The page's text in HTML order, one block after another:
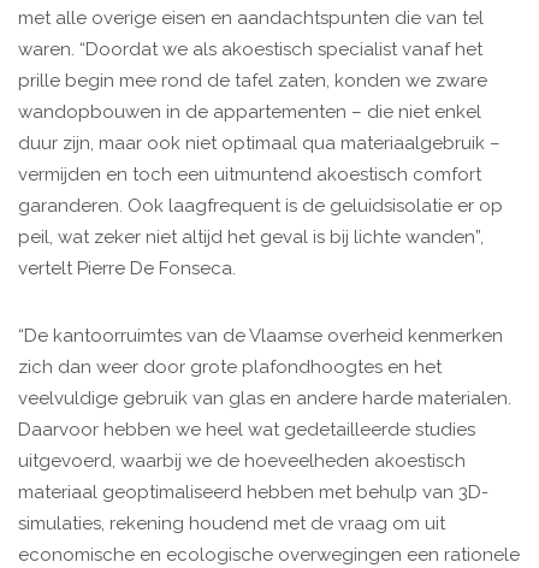
met alle overige eisen en aandachtspunten die van tel
waren. “Doordat we als akoestisch specialist vanaf het
prille begin mee rond de tafel zaten, konden we zware
wandopbouwen in de appartementen – die niet enkel
duur zijn, maar ook niet optimaal qua materiaalgebruik –
vermijden en toch een uitmuntend akoestisch comfort
garanderen. Ook laagfrequent is de geluidsisolatie er op
peil, wat zeker niet altijd het geval is bij lichte wanden”,
vertelt Pierre De Fonseca.
“De kantoorruimtes van de Vlaamse overheid kenmerken
zich dan weer door grote plafondhoogtes en het
veelvuldige gebruik van glas en andere harde materialen.
Daarvoor hebben we heel wat gedetailleerde studies
uitgevoerd, waarbij we de hoeveelheden akoestisch
materiaal geoptimaliseerd hebben met behulp van 3D-
simulaties, rekening houdend met de vraag om uit
economische en ecologische overwegingen een rationele